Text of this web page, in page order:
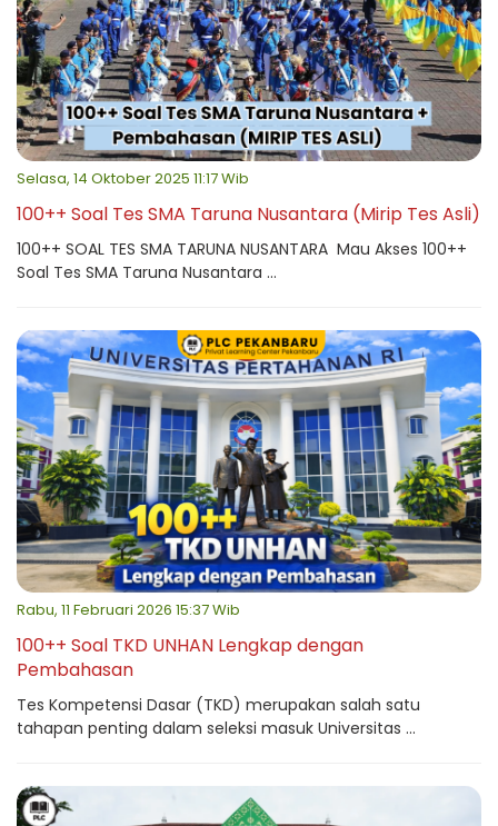
Selasa, 14 Oktober 2025 11:17 Wib
100++ Soal Tes SMA Taruna Nusantara (Mirip Tes Asli)
100++ SOAL TES SMA TARUNA NUSANTARA Mau Akses 100++
Soal Tes SMA Taruna Nusantara ...
Rabu, 11 Februari 2026 15:37 Wib
100++ Soal TKD UNHAN Lengkap dengan
Pembahasan
Tes Kompetensi Dasar (TKD) merupakan salah satu
tahapan penting dalam seleksi masuk Universitas ...